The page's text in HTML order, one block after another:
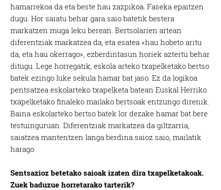
hamarrekoa da eta beste hau zazpikoa. Faseka epaitzen
dugu. Hor saiatu behar gara saio batetik bestera
markatzen muga leku berean. Bertsolarien artean
diferentziak markatzea da, eta esatea «hau hobeto aritu
da, eta hau okerrago», ezberdintasun horiek aztertu behar
ditugu. Lege horregatik, eskola arteko txapelketako bertso
batek ezingo luke sekula hamar bat jaso. Ez da logikoa
pentsatzea eskolarteko txapelketa batean Euskal Herriko
txapelketako finaleko mailako bertsoak entzungo direnik.
Baina eskolarteko bertso batek lor dezake hamar bat bere
testuinguruan. Diferentziak markatzea da giltzarria,
saiatzea mantentzen langa berdina saioz saio, mailatik
harago.
Sentsazioz betetako saioak izaten dira txapelketakoak.
Zuek baduzue horretarako tarterik?